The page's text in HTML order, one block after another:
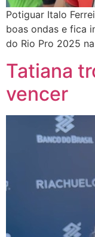
Potiguar Italo
boas ondas e fica
do Rio Pro 2025
Tatiana
vencer